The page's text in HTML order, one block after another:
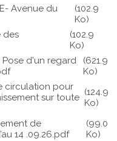
Avenue du
(102.9
Ko)
des
(102.9
Ko)
Pose d'un regard
(621.9
Ko)
circulation pour
sur toute (124.9
Ko)
de
14 .09.26.pdf
(99.0
Ko)